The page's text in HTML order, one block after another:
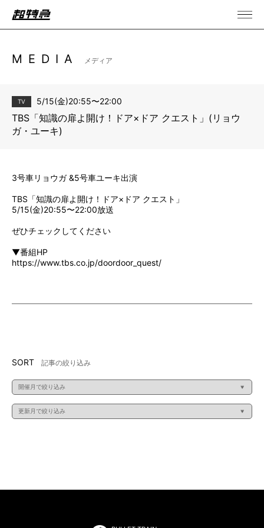
MEDIA メディア
TV 5/15(金)20:55〜22:00
TBS「知識の扉よ開け！ドア×ドア クエスト」(リョウ
ガ・ユーキ)
3号車リョウガ &5号車ユーキ出演
TBS「知識の扉よ開け！ドア×ドア クエスト」
5/15(金)20:55〜22:00放送
ぜひチェックしてください
▼番組HP
https://www.tbs.co.jp/doordoor_quest/
SORT 記事の絞り込み